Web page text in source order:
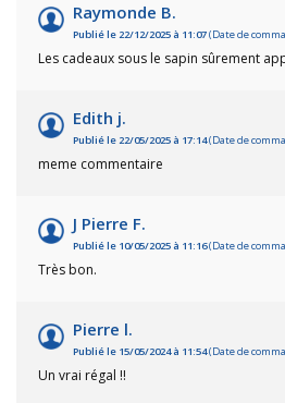
Raymonde B.
Publié le 22/12/2025 à 11:07(Date de
Les cadeaux sous le sapin sûrement
Edith j.
Publié le 22/05/2025 à 17:14(Date de
meme commentaire
J Pierre F.
Publié le 10/05/2025 à 11:16(Date de
Très bon.
Pierre l.
Publié le 15/05/2024 à 11:54(Date de
Un vrai régal !!